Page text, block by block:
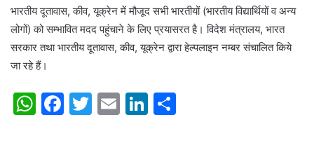
भारतीय दूतावास, कीव, यूक्रेन में मौजूद सभी भारतीयों (भारतीय विद्यार्थियों व अन्य
लोगों) को सम्भावित मदद पहुंचाने के लिए प्रयासरत है। विदेश मंत्रालय, भारत
सरकार तथा भारतीय दूतावास, कीव, यूक्रेन द्वारा हेल्पलाइन नम्बर संचालित किये
जा रहे हैं।
W F
T
E
Li